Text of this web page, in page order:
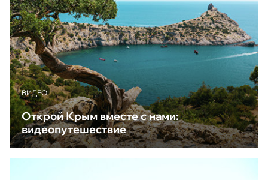
ВИДЕО
Открой Крым вместе с нами:
видеопутешествие